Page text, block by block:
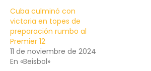
Cuba culminó con
victoria en topes de
preparación rumbo al
Premier 12
11 de noviembre de 2024
En «Beisbol»